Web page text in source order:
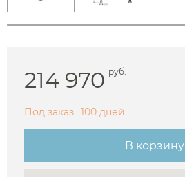
214 970 руб.
Под заказ 100 дней
В корзину